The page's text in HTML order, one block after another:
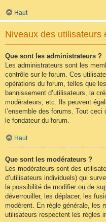
Haut
Niveaux des utilisateurs
Que sont les administrateurs ?
Les administrateurs sont les
contrôle sur le forum. Ces
opérations du forum, telles que
bannissement d’utilisateurs, la
modérateurs, etc. Ils peuvent
l’ensemble des forums. Tout
le fondateur du forum.
Haut
Que sont les modérateurs ?
Les modérateurs sont des
d’utilisateurs individuels) qui
la possibilité de modifier ou de
déverrouiller, les déplacer, les
modèrent. En règle générale, les
utilisateurs respectent les règles